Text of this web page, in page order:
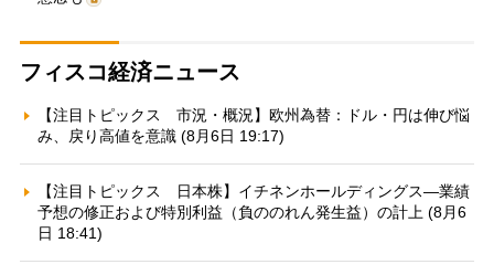
フィスコ経済ニュース
【注目トピックス 市況・概況】欧州為替：ドル・円は伸び悩
み、戻り高値を意識 (8月6日 19:17)
【注目トピックス 日本株】イチネンホールディングス—業績
予想の修正および特別利益（負ののれん発生益）の計上 (8月6
日 18:41)